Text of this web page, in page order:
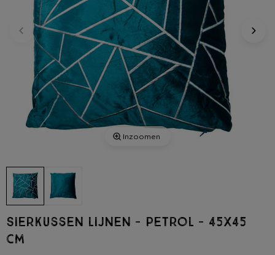
Inzoomen
Sierkussen lijnen - petrol - 45x45
cm